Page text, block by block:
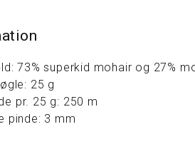
73% superkid mohair og 27%
25 g
pr. 25 g: 250 m
pinde: 3 mm